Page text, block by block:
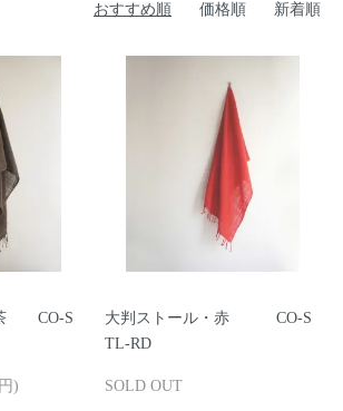
おすすめ順 価格順 新着順
茶 CO-S
)
大判ストール・赤 CO-S
TL-RD
SOLD OUT